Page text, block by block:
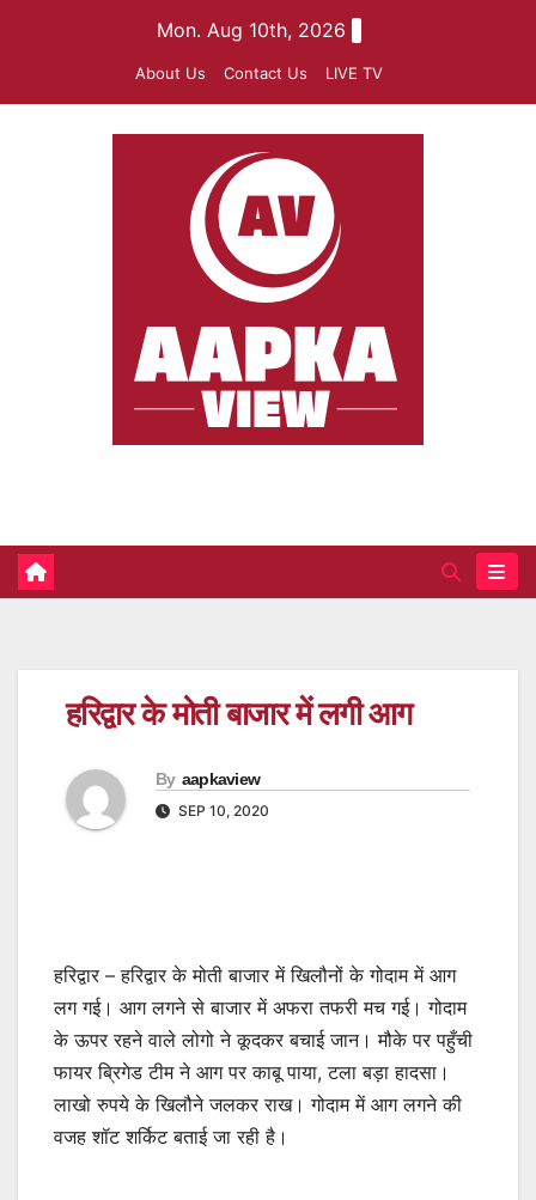
Mon. Aug 10th, 2026
About Us Contact Us LIVE TV
हरिद्वार के मोती बाजार में लगी आग
By aapkaview
SEP 10, 2020
हरिद्वार – हरिद्वार के मोती बाजार में खिलौनों के गोदाम में आग
लग गई। आग लगने से बाजार में अफरा तफरी मच गई। गोदाम
के ऊपर रहने वाले लोगो ने कूदकर बचाई जान। मौके पर पहुँची
फायर ब्रिगेड टीम ने आग पर काबू पाया, टला बड़ा हादसा।
लाखो रुपये के खिलौने जलकर राख। गोदाम में आग लगने की
वजह शॉट शर्किट बताई जा रही है।